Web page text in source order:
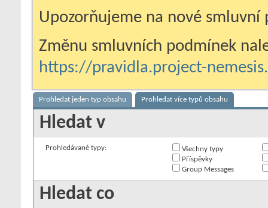
Upozorňujeme na nové smluvní
Změnu smluvních podmínek
https://pravidla.project-
Prohledat jeden typ obsahu Prohledat více typů obsahu
Hledat v
Prohledávané typy:
Všechny typy
Příspěvky
Group Messages
Hledat co